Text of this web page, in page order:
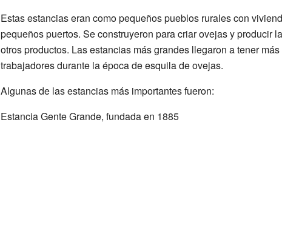
Estas estancias eran como pequeños pueblos rurales con
pequeños puertos. Se construyeron para criar ovejas y producir
otros productos. Las estancias más grandes llegaron a tener
trabajadores durante la época de esquila de ovejas.
Algunas de las estancias más importantes fueron:
Estancia Gente Grande, fundada en 1885